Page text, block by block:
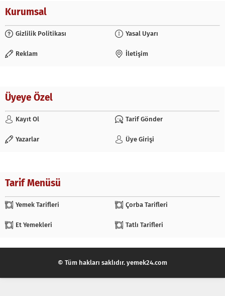
Kurumsal
Gizlilik Politikası Yasal Uyarı
Reklam İletişim
Üyeye Özel
Kayıt Ol Tarif Gönder
Yazarlar Üye Girişi
Tarif Menüsü
Yemek Tarifleri Çorba Tarifleri
Et Yemekleri Tatlı Tarifleri
© Tüm hakları saklıdır. yemek24.com